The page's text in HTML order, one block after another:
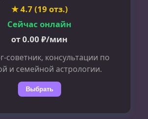
★ 4.7 (19 отз.)
Сейчас онлайн
от 0.00 ₽/мин
советник, консультации по
и семейной астрологии.
Выбрать